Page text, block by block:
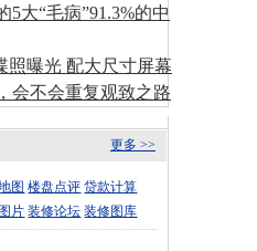
大“毛病”91.3%的中
照曝光 配大尺寸屏幕
会不会重复观致之路
更多 >>
图 楼盘点评 贷款计算
片 装修论坛 装修图库